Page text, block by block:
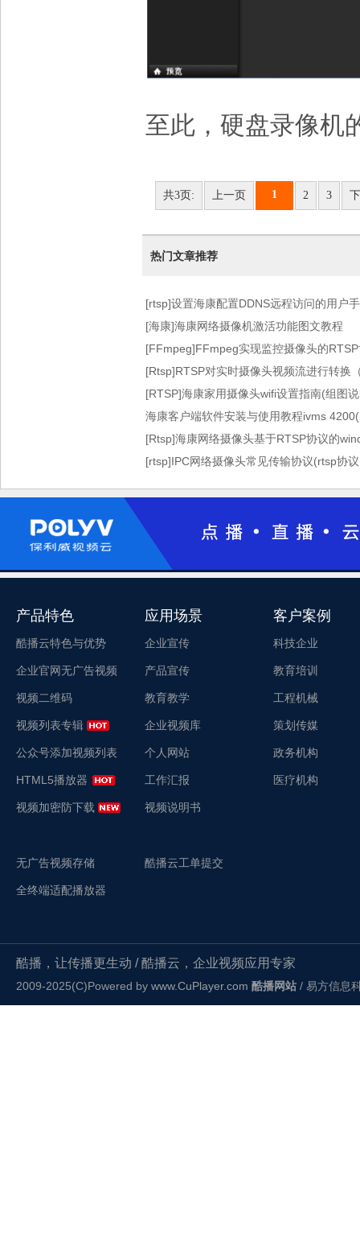
至此，硬盘录像机
共3页: 上一页 1 2 3
热门文章推荐
[rtsp]设置海康配置DDNS远程访问的用户
[海康]海康网络摄像机激活功能图文教程
[FFmpeg]FFmpeg实现监控摄像头的
[Rtsp]RTSP对实时摄像头视频流进行转换
[RTSP]海康家用摄像头wifi设置指南(组图
海康客户端软件安装与使用教程ivms
文
[Rtsp]海康网络摄像头基于RTSP协议的
[rtsp]IPC网络摄像头常见传输协议(rtsp协
产品特色
酷播云特色与优势
企业官网无广告视频
视频二维码
视频列表专辑
公众号添加视频列表
HTML5播放器
视频加密防下载
无广告视频存储
全终端适配播放器
应用场景
企业宣传
产品宣传
教育教学
企业视频库
个人网站
工作汇报
视频说明书
酷播云工单提交
客户案例
科技企业
教育培训
工程机械
策划传媒
政务机构
医疗机构
酷播，让传播更生动 / 酷播云，企业视频应用专家
2009-2025(C)Powered by www.CuPlayer.com 酷播网站 / 易方信息